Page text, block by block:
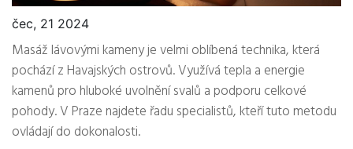
čec, 21 2024
Masáž lávovými kameny je velmi oblíbená technika, která
pochází z Havajských ostrovů. Využívá tepla a energie
kamenů pro hluboké uvolnění svalů a podporu celkové
pohody. V Praze najdete řadu specialistů, kteří tuto metodu
ovládají do dokonalosti.